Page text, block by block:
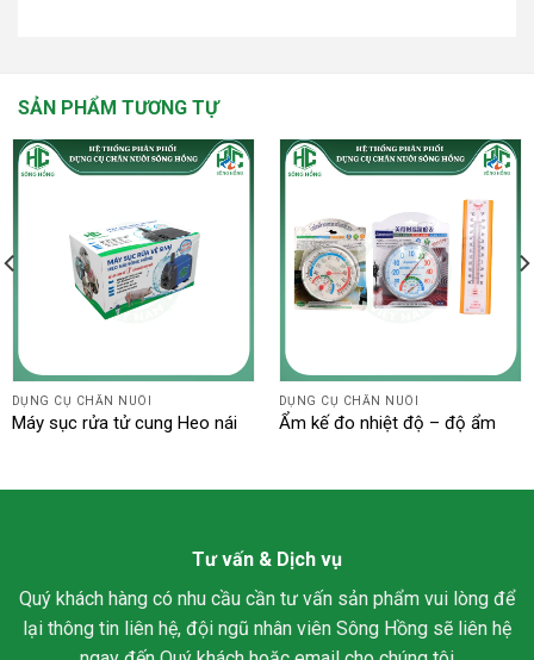
SẢN PHẨM TƯƠNG TỰ
DỤNG CỤ CHĂN NUÔI
Máy sục rửa tử cung Heo nái
DỤNG CỤ CHĂN NUÔI
Ẩm kế đo nhiệt độ – độ ẩm
Tư vấn & Dịch vụ
Quý khách hàng có nhu cầu cần tư vấn sản phẩm vui lòng để
lại thông tin liên hệ, đội ngũ nhân viên Sông Hồng sẽ liên hệ